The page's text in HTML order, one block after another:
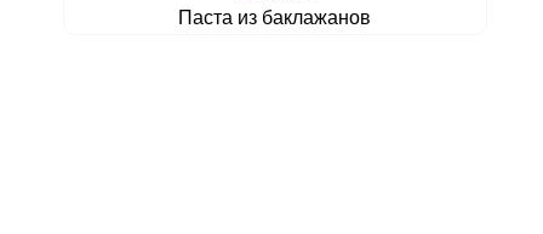
Паста из баклажанов